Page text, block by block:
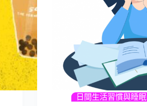
日間生活習慣與睡眠